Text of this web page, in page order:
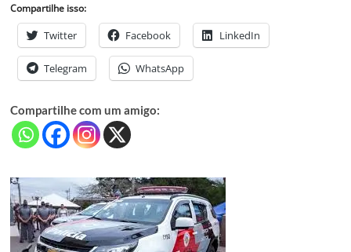
Compartilhe isso:
Twitter Facebook LinkedIn
Telegram WhatsApp
Compartilhe com um amigo: